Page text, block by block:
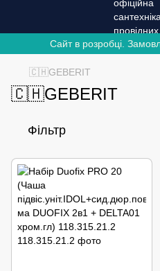
Сайт в розробці.
🇨🇭GEBERIT
🇨🇭GEBERIT
Фільтр